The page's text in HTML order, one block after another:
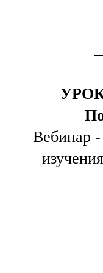
Вебинар -